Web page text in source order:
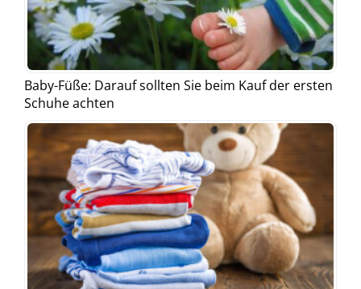
Baby-Füße: Darauf sollten Sie beim Kauf der ersten
Schuhe achten